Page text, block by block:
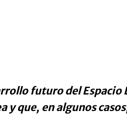
futuro del Espacio
y que, en algunos